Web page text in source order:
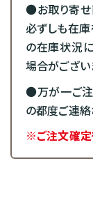
●お取り寄せ
必ずしも在庫
の在庫状況
場合がござい
●万が一ご
の都度ご連絡
※ご注文確定